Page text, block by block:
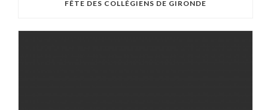
FÊTE DES COLLÉGIENS DE GIRONDE